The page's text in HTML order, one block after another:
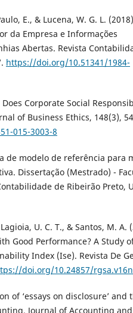
E., & Lucena, W. G. L.
da Empresa e Informações
Abertas. Revista
https://doi.org/10.51341/1984-
Does Corporate Social
of Business Ethics, 148(3),
015-3003-8
de modelo de referência para
Dissertação (Mestrado) -
de Ribeirão Preto,
U. C. T., & Santos, M. A.
Good Performance? A Study
Index (Ise). Revista De
doi.org/10.24857/
of ‘essays on disclosure’ and
Journal of Accounting and